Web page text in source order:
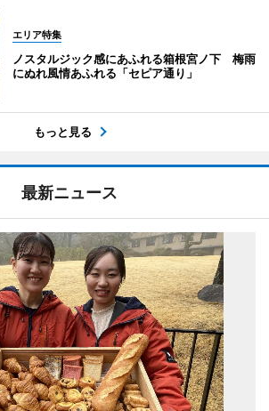
エリア特集
ノスタルジック感にあふれる箱根宮ノ下 梅雨
にぬれ風情あふれる「セピア通り」
もっと見る
最新ニュース